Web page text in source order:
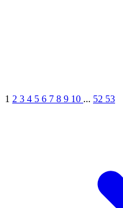
1 2 3 4 5 6 7 8 9 10 ... 52 53